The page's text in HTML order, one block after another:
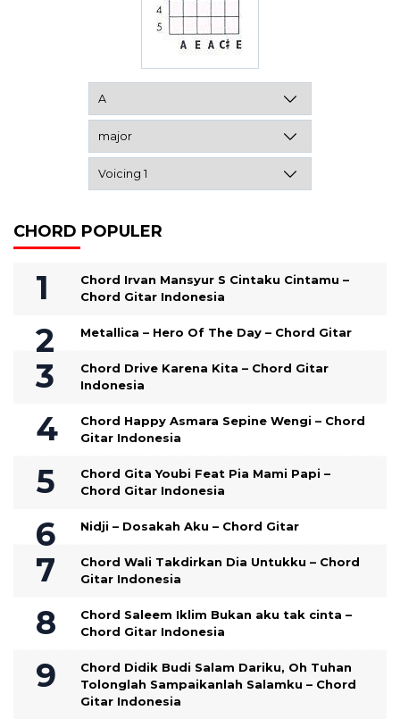
CHORD POPULER
Chord Irvan Mansyur S Cintaku Cintamu –
Chord Gitar Indonesia
Metallica – Hero Of The Day – Chord Gitar
Chord Drive Karena Kita – Chord Gitar
Indonesia
Chord Happy Asmara Sepine Wengi – Chord
Gitar Indonesia
Chord Gita Youbi Feat Pia Mami Papi –
Chord Gitar Indonesia
Nidji – Dosakah Aku – Chord Gitar
Chord Wali Takdirkan Dia Untukku – Chord
Gitar Indonesia
Chord Saleem Iklim Bukan aku tak cinta –
Chord Gitar Indonesia
Chord Didik Budi Salam Dariku, Oh Tuhan
Tolonglah Sampaikanlah Salamku – Chord
Gitar Indonesia